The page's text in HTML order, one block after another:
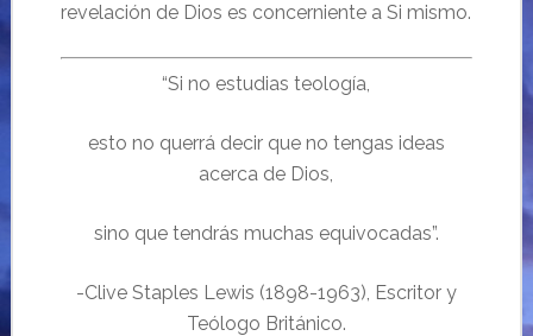
revelación de Dios es concerniente a Si mismo.
“Si no estudias teología,
esto no querrá decir que no tengas ideas
acerca de Dios,
sino que tendrás muchas equivocadas”.
-Clive Staples Lewis (1898-1963), Escritor y
Teólogo Británico.